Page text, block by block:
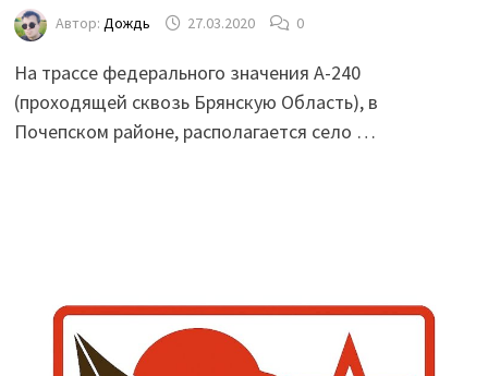
Автор: Дождь 27.03.2020 0
На трассе федерального значения А-240
(проходящей сквозь Брянскую Область), в
Почепском районе, располагается село …